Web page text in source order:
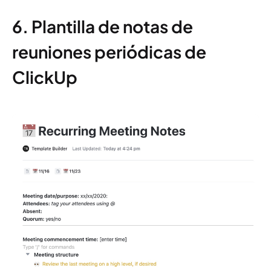
6. Plantilla de notas de
reuniones periódicas de
ClickUp